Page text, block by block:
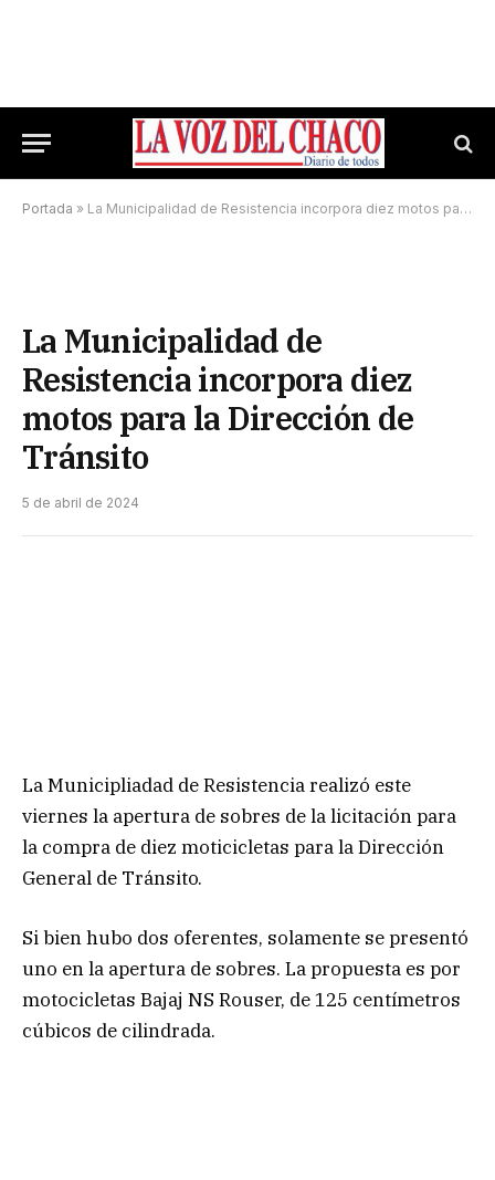
Portada » La Municipalidad de Resistencia incorpora diez motos para la Dirección de Tránsito
La Municipalidad de
Resistencia incorpora diez
motos para la Dirección de
Tránsito
5 de abril de 2024
La Municipliadad de Resistencia realizó este
viernes la apertura de sobres de la licitación para
la compra de diez moticicletas para la Dirección
General de Tránsito.
Si bien hubo dos oferentes, solamente se presentó
uno en la apertura de sobres. La propuesta es por
motocicletas Bajaj NS Rouser, de 125 centímetros
cúbicos de cilindrada.